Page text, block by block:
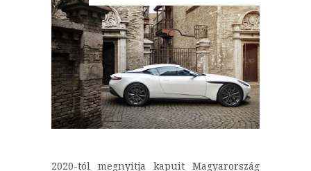
2020-tól megnyitja kapuit Magyarország